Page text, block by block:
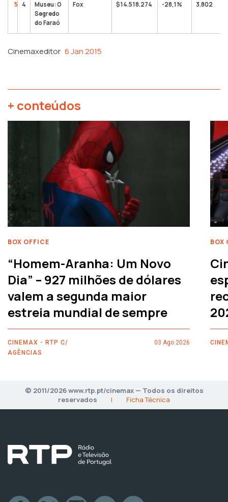
5 4
Museu: O
Segredo
do Faraó
Fox $14.518.274 -28,1% 3.802
Cinemaxeditor 6 Jan 2015
+ conteúdos
BOX OFFICE
“Homem-Aranha: Um Novo
Dia” – 927 milhões de dólares
valem a segunda maior
estreia mundial de sempre
CINEMAX - RTP C/
AGÊNCIAS
03 Ago 2026
BOX
© 2011/2026 www.rtp.pt/cinemax — Todos os direitos
reservados
| Ficha Técnica